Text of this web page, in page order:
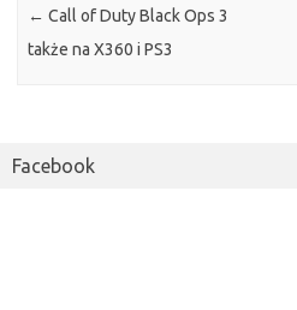
← Call of Duty Black Ops 3
także na X360 i PS3
Facebook